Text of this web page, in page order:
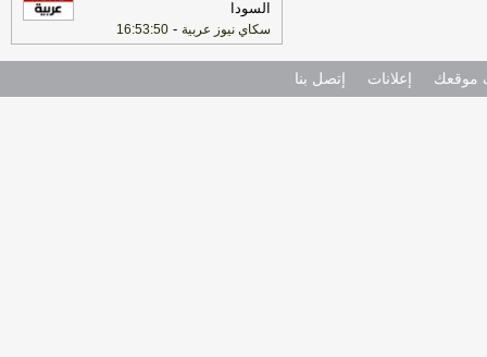
السودا
سكاي نيوز عربية -
16:53:50
موقعك إعلانات إتصل بنا